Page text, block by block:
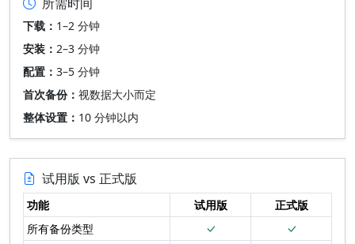
下载： 1–2 分钟
安装： 2–3 分钟
配置： 3–5 分钟
首次备份： 视数据大小而定
整体设置： 10 分钟以内
试用版 vs 正式版
功能 试用版
正式版
所有备份类型